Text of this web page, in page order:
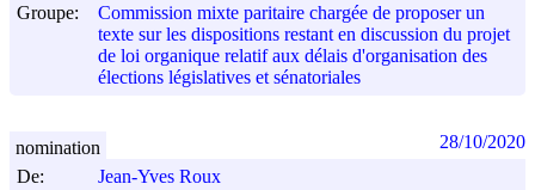
Groupe:
Commission mixte paritaire chargée de proposer un
texte sur les dispositions restant en discussion du projet
de loi organique relatif aux délais d'organisation des
élections législatives et sénatoriales
De:
Jean-Yves Roux
nomination 28/10/2020